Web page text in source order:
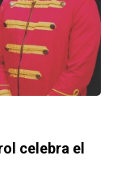
celebra el